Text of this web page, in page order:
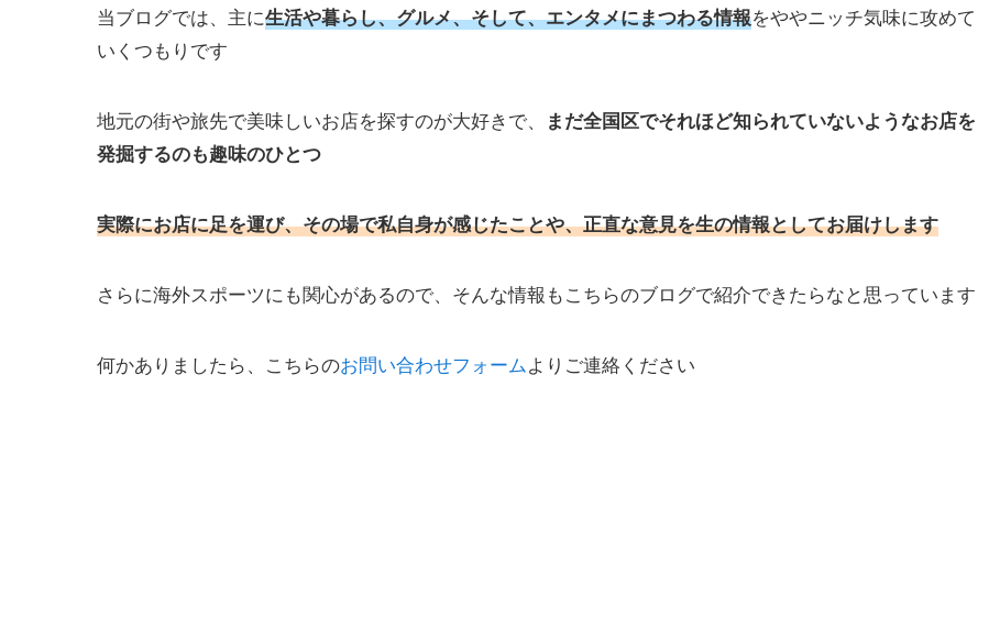
当ブログでは、主に生活や暮らし、グルメ、そして、エンタメにまつわる情報をややニッチ気味に攻めて
いくつもりです
地元の街や旅先で美味しいお店を探すのが大好きで、
まだ全国区でそれほど知られていないようなお店を
発掘するのも趣味のひとつ
実際にお店に足を運び、その場で私自身が感じたことや、正直な意見を生の情報としてお届けします
さらに海外スポーツにも関心があるので、そんな情報もこちらのブログで紹介できたらなと思っています
何かありましたら、 こちらのお問い合わせフォームよりご連絡ください